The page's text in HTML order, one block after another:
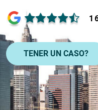
TENER UN CASO?